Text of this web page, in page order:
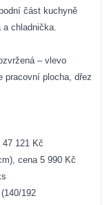
část kuchyně
chladnička.
– vlevo
pracovní plocha, dřez
121 Kč
cena 5 990 Kč
192